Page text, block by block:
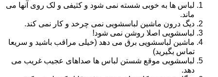
لباس ها به خوبی شسته نمی شود و کثیفی و لک روی آنها می
ماند.
دیگ درون ماشین لباسشویی نمی چرخد و کار نمی کند.
لباسشویی اصلا روشن نمی شود!
ماشین لباسشویی برق می دهد (خیلی مراقب باشید و سریعا
تماس بگیرید)
لباسشویی موقع شستن لباس ها صداهای عجیب غریب می
دهد.